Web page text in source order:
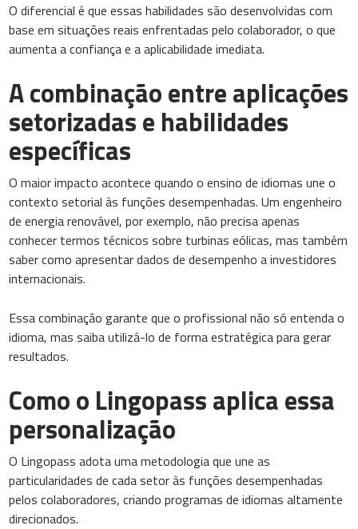
O diferencial é que essas habilidades são desenvolvidas com
base em situações reais enfrentadas pelo colaborador, o que
aumenta a confiança e a aplicabilidade imediata.
A combinação entre aplicações
setorizadas e habilidades
específicas
O maior impacto acontece quando o ensino de idiomas une o
contexto setorial às funções desempenhadas. Um engenheiro
de energia renovável, por exemplo, não precisa apenas
conhecer termos técnicos sobre turbinas eólicas, mas também
saber como apresentar dados de desempenho a investidores
internacionais.
Essa combinação garante que o profissional não só entenda o
idioma, mas saiba utilizá-lo de forma estratégica para gerar
resultados.
Como o Lingopass aplica essa
personalização
O Lingopass adota uma metodologia que une as
particularidades de cada setor às funções desempenhadas
pelos colaboradores, criando programas de idiomas altamente
direcionados.